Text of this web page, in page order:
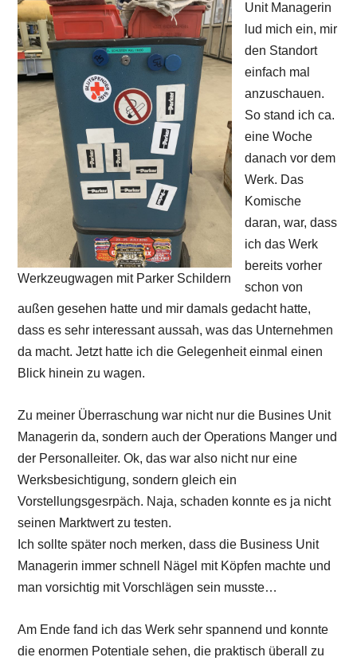
Werkzeugwagen mit Parker Schildern
Unit Managerin
lud mich ein, mir
den Standort
einfach mal
anzuschauen.
So stand ich ca.
eine Woche
danach vor dem
Werk. Das
Komische
daran, war, dass
ich das Werk
bereits vorher
schon von
außen gesehen hatte und mir damals gedacht hatte,
dass es sehr interessant aussah, was das Unternehmen
da macht. Jetzt hatte ich die Gelegenheit einmal einen
Blick hinein zu wagen.
Zu meiner Überraschung war nicht nur die Busines Unit
Managerin da, sondern auch der Operations Manger und
der Personalleiter. Ok, das war also nicht nur eine
Werksbesichtigung, sondern gleich ein
Vorstellungsgesrpäch. Naja, schaden konnte es ja nicht
seinen Marktwert zu testen.
Ich sollte später noch merken, dass die Business Unit
Managerin immer schnell Nägel mit Köpfen machte und
man vorsichtig mit Vorschlägen sein musste…
Am Ende fand ich das Werk sehr spannend und konnte
die enormen Potentiale sehen, die praktisch überall zu